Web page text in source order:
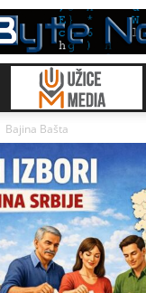
Bajina Bašta